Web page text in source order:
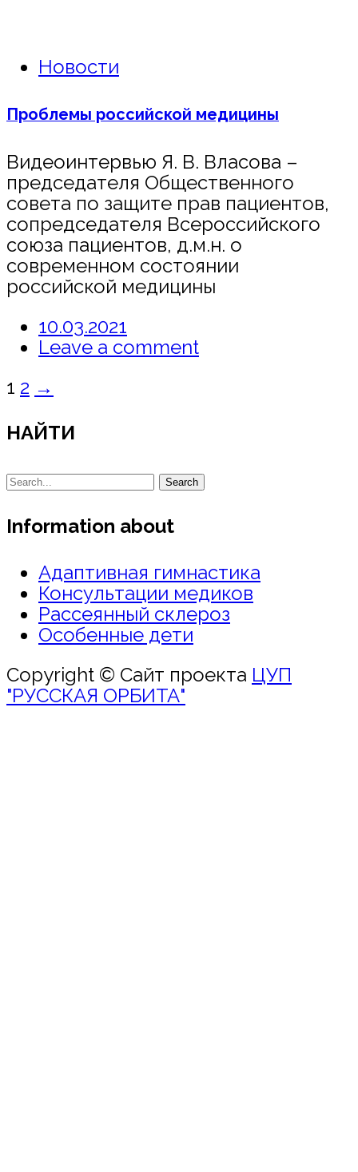
Новости
Проблемы российской медицины
Видеоинтервью Я. В. Власова –
председателя Общественного
совета по защите прав пациентов,
сопредседателя Всероссийского
союза пациентов, д.м.н. о
современном состоянии
российской медицины
10.03.2021
Leave a comment
Posts
navigation
1 2 →
НАЙТИ
Search
Information about
Адаптивная гимнастика
Консультации медиков
Рассеянный склероз
Особенные дети
Copyright © Сайт проекта ЦУП
"РУССКАЯ ОРБИТА"